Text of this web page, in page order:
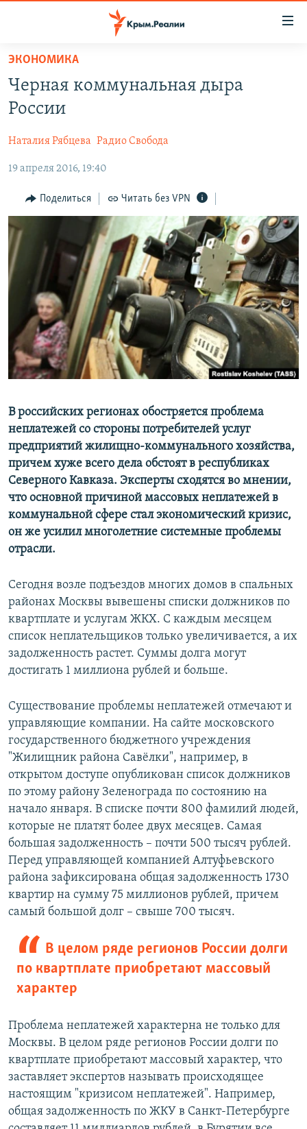
Вернуться
основному
содержанию
навигации
Вернутся
поиску
СПЕЦПРОЕКТЫ
КАРТА ВОЕННЫХ ОБЪЕКТОВ КРЫМА
11 ЛЕТ ОККУПАЦИИ КРЫМА. 11 ИСТОРИЙ СОПРОТИВЛЕНИЯ
ИСТОРИЯ
ЕЩЕ
ИНТЕРАКТИВ
ТЕЛЕПРОЕКТ КРЫМ.РЕАЛИИ
СОВЕТЫ ПРАВОЗАЩИТНИКОВ
ПРОПАВШИЕ БЕЗ ВЕСТИ
ПОБЕДИТЕЛЕЙ НЕ СУДЯТ?
КРЫМ.НЕПОКОРЕННЫЙ
ELIFBE
РАДІО СВОБОДА
КАК ОБОЙТИ БЛОКИРОВКУ
Українською
Qırımtatar
ПРИСОЕДИНЯЙТЕСЬ!
Все сайты RFE/RL
ЭКОНОМИКА
Черная коммунальная дыра
России
Наталия Рябцева Радио Свобода
19 апреля 2016, 19:40
Поделиться Читать без VPN
В российских регионах обостряется проблема
неплатежей со стороны потребителей услуг
предприятий жилищно-коммунального хозяйства,
причем хуже всего дела обстоят в республиках
Северного Кавказа. Эксперты сходятся во мнении,
что основной причиной массовых неплатежей в
коммунальной сфере стал экономический кризис,
он же усилил многолетние системные проблемы
отрасли.
Сегодня возле подъездов многих домов в спальных
районах Москвы вывешены списки должников по
квартплате и услугам ЖКХ. С каждым месяцем
список неплательщиков только увеличивается, а их
задолженность растет. Суммы долга могут
достигать 1 миллиона рублей и больше.
Существование проблемы неплатежей отмечают и
управляющие компании. На сайте московского
государственного бюджетного учреждения
"Жилищник района Савёлки", например, в
открытом доступе опубликован список должников
по этому району Зеленограда по состоянию на
начало января. В списке почти 800 фамилий людей,
которые не платят более двух месяцев. Самая
большая задолженность – почти 500 тысяч рублей.
Перед управляющей компанией Алтуфьевского
района зафиксирована общая задолженность 1730
квартир на сумму 75 миллионов рублей, причем
самый большой долг – свыше 700 тысяч.
В целом ряде регионов России долги
по квартплате приобретают массовый
характер
Проблема неплатежей характерна не только для
Москвы. В целом ряде регионов России долги по
квартплате приобретают массовый характер, что
заставляет экспертов называть происходящее
настоящим "кризисом неплатежей". Например,
общая задолженность по ЖКУ в Санкт-Петербурге